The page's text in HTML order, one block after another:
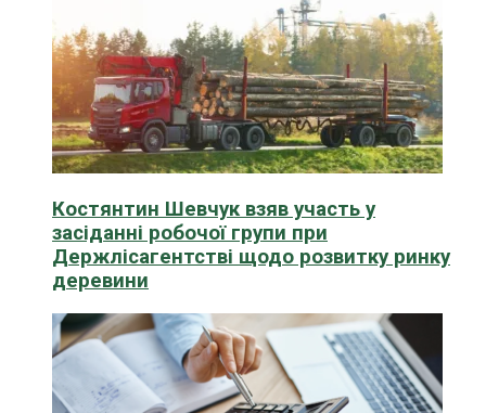
Костянтин Шевчук взяв участь у
засіданні робочої групи при
Держлісагентстві щодо розвитку ринку
деревини